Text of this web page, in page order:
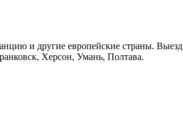
и другие европейские страны.
Херсон, Умань, Полтава.